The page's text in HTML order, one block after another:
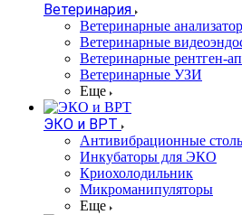
Ветеринария
Ветеринарные
Ветеринарные
Ветеринарные рентген-
Ветеринарные УЗИ
Еще
ЭКО и ВРТ
Антивибрационные
Инкубаторы для ЭКО
Криохолодильник
Микроманипуляторы
Еще